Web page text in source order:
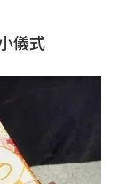
儀式